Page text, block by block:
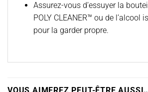
Assurez-vous d’essuyer la
POLY CLEANER™ ou de l’alcool
pour la garder propre.